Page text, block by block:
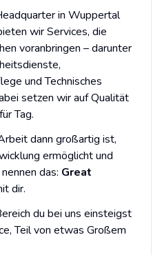
in Wuppertal
wir Services, die
voranbringen – darunter
und Technisches
setzen wir auf Qualität
Tag.
dann großartig ist,
ermöglicht und
das: Great
dir.
du bei uns einsteigst
Teil von etwas Großem